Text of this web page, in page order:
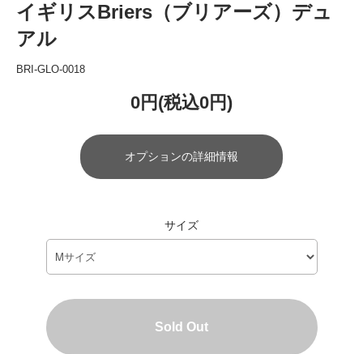
イギリスBriers（ブリアーズ）デュ
アル
BRI-GLO-0018
0円(税込0円)
オプションの詳細情報
サイズ
Sold Out